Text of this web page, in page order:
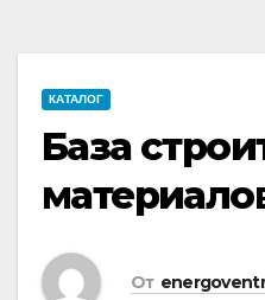
КАТАЛОГ
База
От